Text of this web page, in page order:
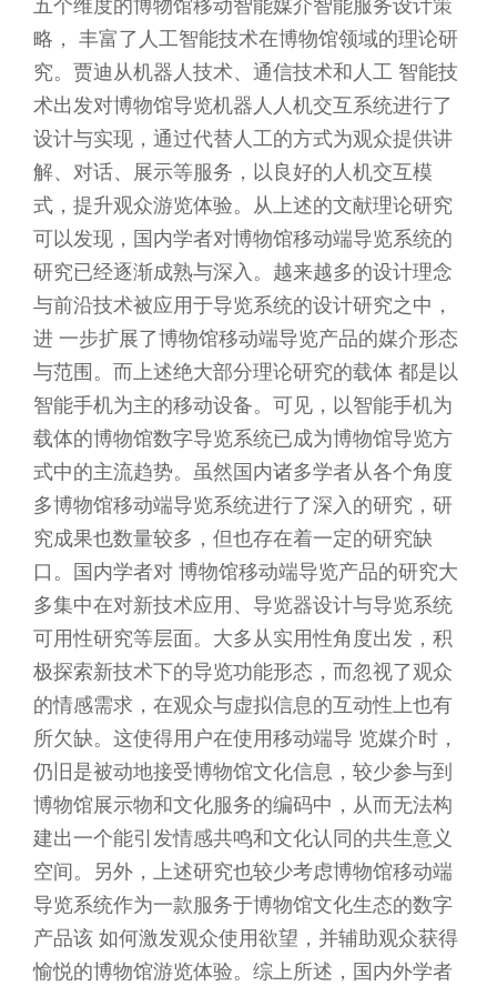
五个维度的博物馆移动智能媒介智能服务设计策
略， 丰富了人工智能技术在博物馆领域的理论研
究。贾迪从机器人技术、通信技术和人工 智能技
术出发对博物馆导览机器人人机交互系统进行了
设计与实现，通过代替人工的方式为观众提供讲
解、对话、展示等服务，以良好的人机交互模
式，提升观众游览体验。从上述的文献理论研究
可以发现，国内学者对博物馆移动端导览系统的
研究已经逐渐成熟与深入。越来越多的设计理念
与前沿技术被应用于导览系统的设计研究之中，
进 一步扩展了博物馆移动端导览产品的媒介形态
与范围。而上述绝大部分理论研究的载体 都是以
智能手机为主的移动设备。可见，以智能手机为
载体的博物馆数字导览系统已成为博物馆导览方
式中的主流趋势。虽然国内诸多学者从各个角度
多博物馆移动端导览系统进行了深入的研究，研
究成果也数量较多，但也存在着一定的研究缺
口。国内学者对 博物馆移动端导览产品的研究大
多集中在对新技术应用、导览器设计与导览系统
可用性研究等层面。大多从实用性角度出发，积
极探索新技术下的导览功能形态，而忽视了观众
的情感需求，在观众与虚拟信息的互动性上也有
所欠缺。这使得用户在使用移动端导 览媒介时，
仍旧是被动地接受博物馆文化信息，较少参与到
博物馆展示物和文化服务的编码中，从而无法构
建出一个能引发情感共鸣和文化认同的共生意义
空间。另外，上述研究也较少考虑博物馆移动端
导览系统作为一款服务于博物馆文化生态的数字
产品该 如何激发观众使用欲望，并辅助观众获得
愉悦的博物馆游览体验。综上所述，国内外学者